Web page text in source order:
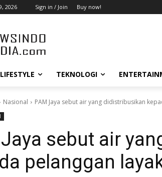
2026 Sign in / Join Buy now!
LIFESTYLE TEKNOLOGI
Nasional PAM Jaya sebut air yang didistribusikan
Jaya sebut air
pelanggan